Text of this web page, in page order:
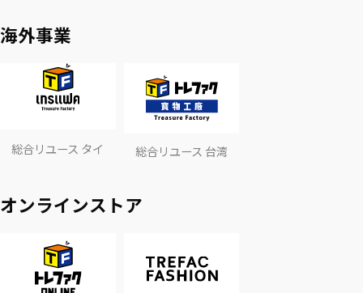
海外事業
総合リユース タイ 総合リユース 台湾
オンラインストア